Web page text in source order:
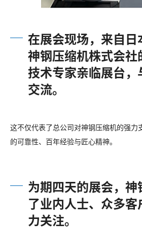
在展会现场，来自
神钢压缩机株式会社
技术专家亲临展台
交流。
这不仅代表了总公司对神钢压缩机的强力
的可靠性、百年经验与匠心精神。
为期四天的展会，
了业内人士、众多
力关注。